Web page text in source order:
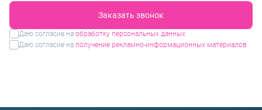
Заказать звонок
Даю согласие наобработку персональных данных
Даю согласие на получение рекламно-информационных материалов